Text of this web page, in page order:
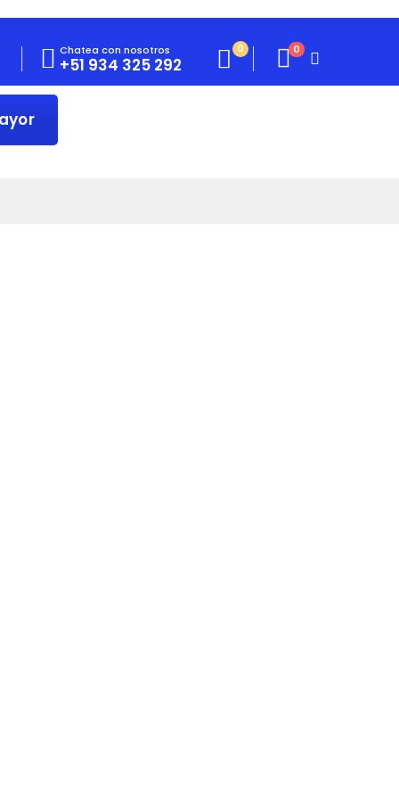
Chatea con nosotros
+51 934 325 292
0 0